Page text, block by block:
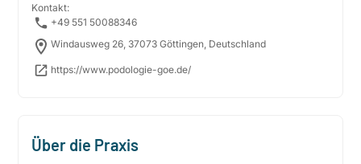
Kontakt:
+49 551 50088346
Windausweg 26, 37073 Göttingen, Deutschland
https://www.podologie-goe.de/
Über die Praxis